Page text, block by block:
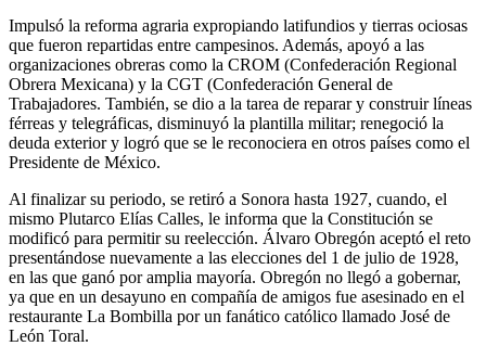
Impulsó la reforma agraria expropiando latifundios y tierras ociosas
que fueron repartidas entre campesinos. Además, apoyó a las
organizaciones obreras como la CROM (Confederación Regional
Obrera Mexicana) y la CGT (Confederación General de
Trabajadores. También, se dio a la tarea de reparar y construir líneas
férreas y telegráficas, disminuyó la plantilla militar; renegoció la
deuda exterior y logró que se le reconociera en otros países como el
Presidente de México.
Al finalizar su periodo, se retiró a Sonora hasta 1927, cuando, el
mismo Plutarco Elías Calles, le informa que la Constitución se
modificó para permitir su reelección. Álvaro Obregón aceptó el reto
presentándose nuevamente a las elecciones del 1 de julio de 1928,
en las que ganó por amplia mayoría. Obregón no llegó a gobernar,
ya que en un desayuno en compañía de amigos fue asesinado en el
restaurante La Bombilla por un fanático católico llamado José de
León Toral.